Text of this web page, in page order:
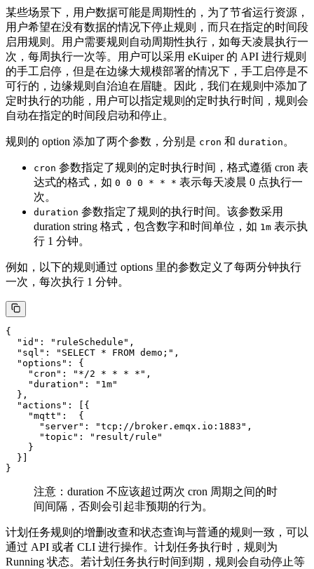
某些场景下，用户数据可能是周期性的，为了节省运行资源，
用户希望在没有数据的情况下停止规则，而只在指定的时间段
启用规则。用户需要规则自动周期性执行，如每天凌晨执行一
次，每周执行一次等。用户可以采用 eKuiper 的 API 进行规则
的手工启停，但是在边缘大规模部署的情况下，手工启停是不
可行的，边缘规则自治迫在眉睫。因此，我们在规则中添加了
定时执行的功能，用户可以指定规则的定时执行时间，规则会
自动在指定的时间段启动和停止。
规则的 option 添加了两个参数，分别是 cron 和 duration 。
cron 参数指定了规则的定时执行时间，格式遵循 cron 表
达式的格式，如 0 0 0 * * * 表示每天凌晨 0 点执行一
次。
duration 参数指定了规则的执行时间。该参数采用
duration string 格式，包含数字和时间单位，如 1m 表示执
行 1 分钟。
例如，以下的规则通过 options 里的参数定义了每两分钟执行
一次，每次执行 1 分钟。
{
  "id": "ruleSchedule",
  "sql": "SELECT * FROM demo;",
  "options": {
    "cron": "*/2 * * * *",
    "duration": "1m"
  },
  "actions": [{
    "mqtt":  {
      "server": "tcp://broker.emqx.io:1883",
      "topic": "result/rule"
    }
  }]
注意：duration 不应该超过两次 cron 周期之间的时
间间隔，否则会引起非预期的行为。
计划任务规则的增删改查和状态查询与普通的规则一致，可以
通过 API 或者 CLI 进行操作。计划任务执行时，规则为
Running 状态。若计划任务执行时间到期，规则会自动停止等